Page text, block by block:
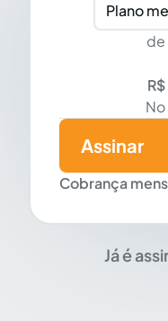
Plano
de
R$
Cobrança
Assinar
Já é